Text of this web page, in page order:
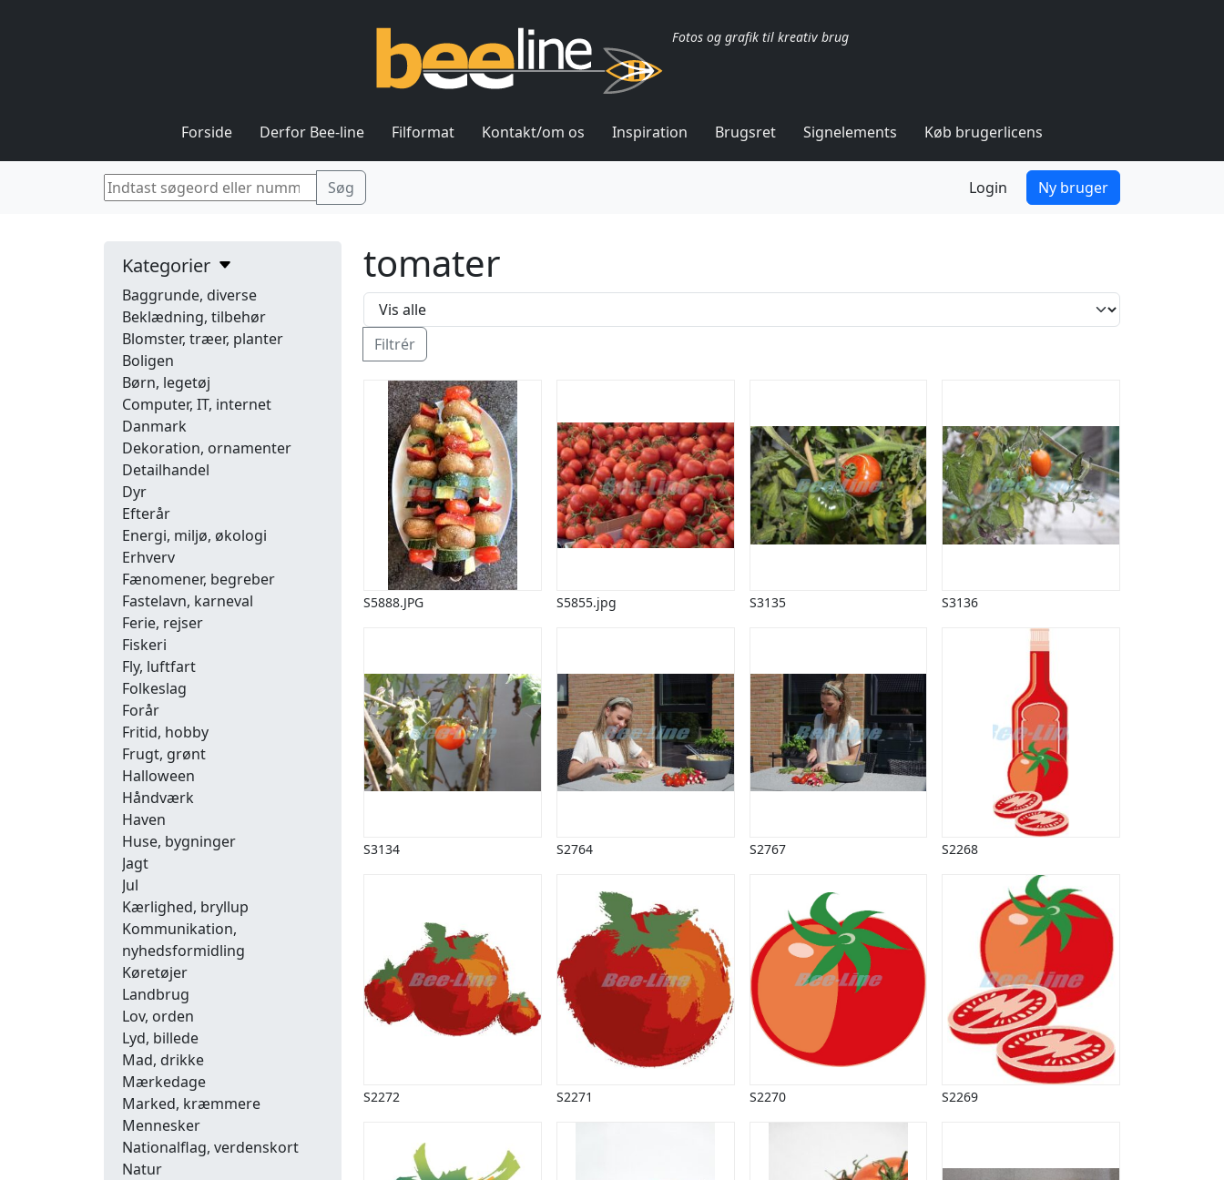
Fotos og grafik til kreativ brug
Forside Derfor Bee-line Filformat Kontakt/om os Inspiration Brugsret Signelements Køb brugerlicens
Login Ny bruger
Kategorier
Baggrunde, diverse
Beklædning, tilbehør
Blomster, træer, planter
Boligen
Børn, legetøj
Computer, IT, internet
Danmark
Dekoration, ornamenter
Detailhandel
Dyr
Efterår
Energi, miljø, økologi
Erhverv
Fænomener, begreber
Fastelavn, karneval
Ferie, rejser
Fiskeri
Fly, luftfart
Folkeslag
Forår
Fritid, hobby
Frugt, grønt
Halloween
Håndværk
Haven
Huse, bygninger
Jagt
Jul
Kærlighed, bryllup
Kommunikation,
nyhedsformidling
Køretøjer
Landbrug
Lov, orden
Lyd, billede
Mad, drikke
Mærkedage
Marked, kræmmere
Mennesker
Nationalflag, verdenskort
Natur
tomater
Filtrér
S5888.JPG S5855.jpg S3135 S3136
S3134 S2764 S2767 S2268
S2272 S2271 S2270 S2269